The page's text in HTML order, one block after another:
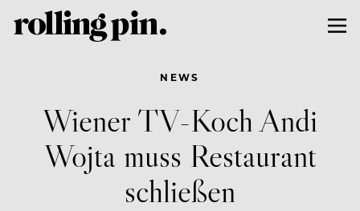
NEWS
Wiener TV-Koch Andi
Wojta muss Restaurant
schließen